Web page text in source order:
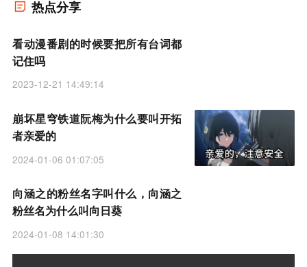
热点分享
看动漫番剧的时候要把所有台词都
记住吗
2023-12-21 14:49:14
崩坏星穹铁道阮梅为什么要叫开拓
者亲爱的
2024-01-06 01:07:05
向涵之的粉丝名字叫什么，向涵之
粉丝名为什么叫向日葵
2024-01-08 14:01:30